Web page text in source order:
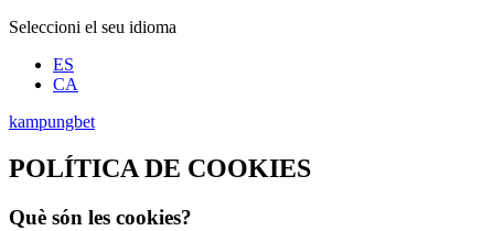
Seleccioni el seu idioma
ES
CA
kampungbet
POLÍTICA DE COOKIES
Què són les cookies?